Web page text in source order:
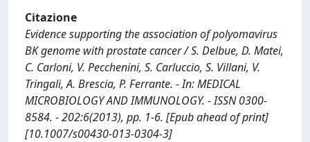
Citazione
Evidence supporting the association of polyomavirus
BK genome with prostate cancer / S. Delbue, D. Matei,
C. Carloni, V. Pecchenini, S. Carluccio, S. Villani, V.
Tringali, A. Brescia, P. Ferrante. - In: MEDICAL
MICROBIOLOGY AND IMMUNOLOGY. - ISSN 0300-
8584. - 202:6(2013), pp. 1-6. [Epub ahead of print]
[10.1007/s00430-013-0304-3]